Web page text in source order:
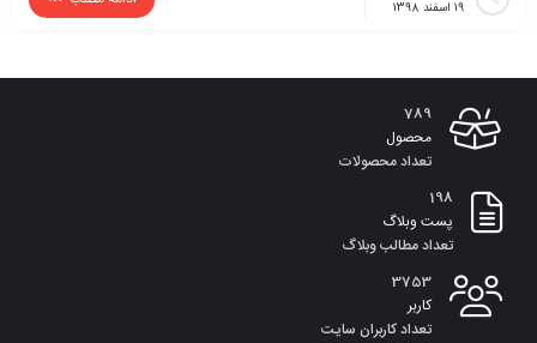
19 اسفند 1398
789
محصول
تعداد محصولات
198
پست وبلاگ
تعداد مطالب وبلاگ
3753
کاربر
تعداد کاربران سایت